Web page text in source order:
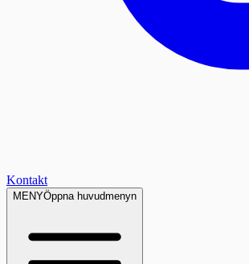
Kontakt
MENYÖppna huvudmenyn